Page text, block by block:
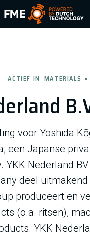
FME Logo, to the
ACTIEF IN MATERIALS
voor Yoshida
een Japanse
YKK Nederland
deel uitmakend
produceert en
(o.a. ritsen),
YKK